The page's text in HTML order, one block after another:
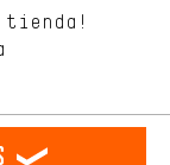
Programa de afiliados
tienda!
influir en la mejora
con tu